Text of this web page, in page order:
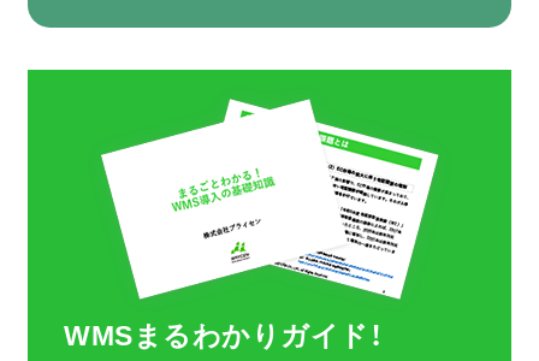
WMSまるわかりガイド！